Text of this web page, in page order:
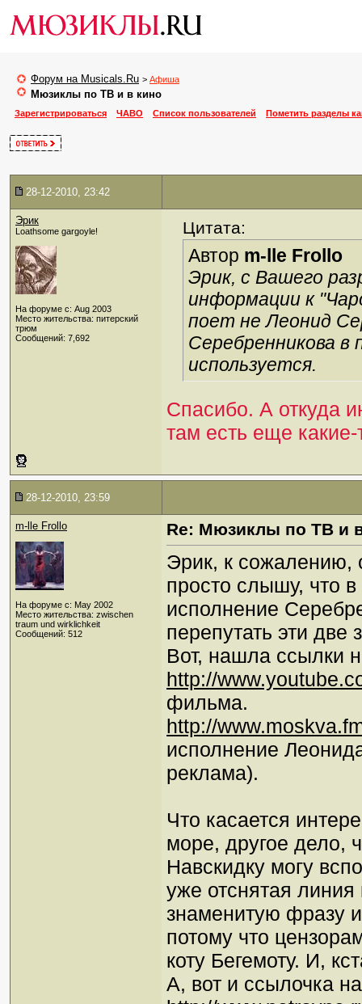
Форум на Musicals.Ru > Афиша
Мюзиклы по ТВ и в кино
Зарегистрироваться ЧАВО Список пользователей Пометить разделы
28-12-2010, 23:42
Эрик
Loathsome gargoyle!
На форуме с: Aug 2003
Место жительства: питерский
трюм
Сообщений: 7,692
Цитата:
Автор m-lle Frollo
Эрик, с Вашего
информации к
поет не Леонид
Серебренникова
используется.
Спасибо. А откуда
там есть еще
28-12-2010, 23:59
m-lle Frollo
На форуме с: May 2002
Место жительства: zwischen
traum und wirklichkeit
Сообщений: 512
Re: Мюзиклы по ТВ и
Эрик, к сожалению,
просто слышу, что
исполнение
перепутать эти две
Вот, нашла ссылки
http://
фильма.
http://
исполнение
реклама).
Что касается
море, другое дело,
Навскидку могу
уже отснятая линия
знаменитую фразу
потому что
коту Бегемоту. И,
А, вот и ссылочка